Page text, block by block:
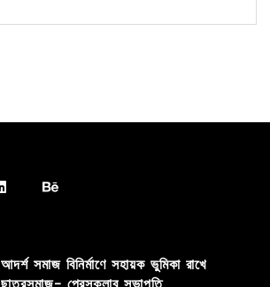
আদর্শ সমাজ বিনির্মাণে সহায়ক ভুমিকা রাখে
ছাত্রসমাজ- প্রেসক্লাব সভাপতি